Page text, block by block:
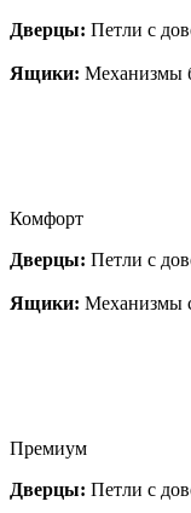
Дверцы: Петли с
Ящики: Механизмы
Комфорт
Дверцы: Петли с
Ящики: Механизмы
Премиум
Дверцы: Петли с